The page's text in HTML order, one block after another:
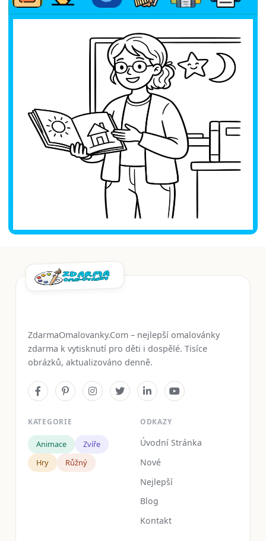
ZdarmaOmalovanky.Com – nejlepší omalovánky
zdarma k vytisknutí pro děti i dospělé. Tisíce
obrázků, aktualizováno denně.
KATEGORIE
Animace
Zvíře
Hry
Růžný
ODKAZY
Úvodní Stránka
Nové
Nejlepší
Blog
Kontakt